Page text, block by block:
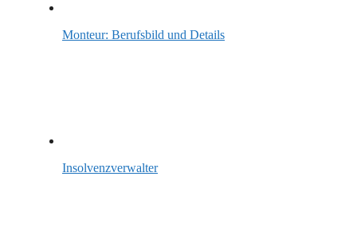
Monteur: Berufsbild und Details
Insolvenzverwalter